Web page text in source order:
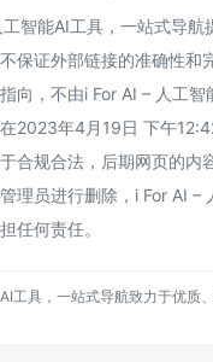
智能AI工具，一站式导航
保证外部链接的准确性和
向，不由i For AI – 人工智
2023年4月19日 下午
合规合法，后期网页的内
理员进行删除，i For AI –
任何责任。
工具，一站式导航致力于优质